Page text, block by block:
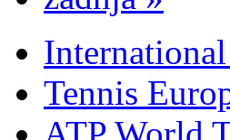
Tennis